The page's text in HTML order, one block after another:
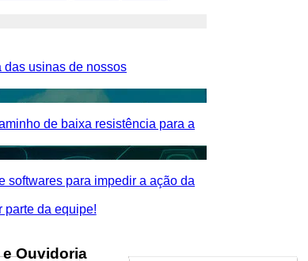
das usinas de nossos
de baixa resistência para a
softwares para impedir a ação da
parte da equipe!
Ouvidoria